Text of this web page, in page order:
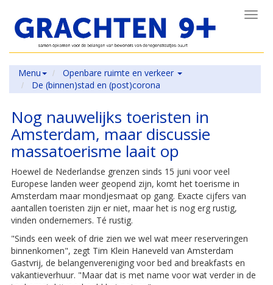
Menu
Openbare ruimte en verkeer
De (binnen)stad en (post)corona
Nog nauwelijks toeristen in
Amsterdam, maar discussie
massatoerisme laait op
Hoewel de Nederlandse grenzen sinds 15 juni voor veel
Europese landen weer geopend zijn, komt het toerisme in
Amsterdam maar mondjesmaat op gang. Exacte cijfers van
aantallen toeristen zijn er niet, maar het is nog erg rustig,
vinden ondernemers. Té rustig.
"Sinds een week of drie zien we wel wat meer reserveringen
binnenkomen", zegt Tim Klein Haneveld van Amsterdam
Gastvrij, de belangenvereniging voor bed and breakfasts en
vakantieverhuur. "Maar dat is met name voor wat verder in de